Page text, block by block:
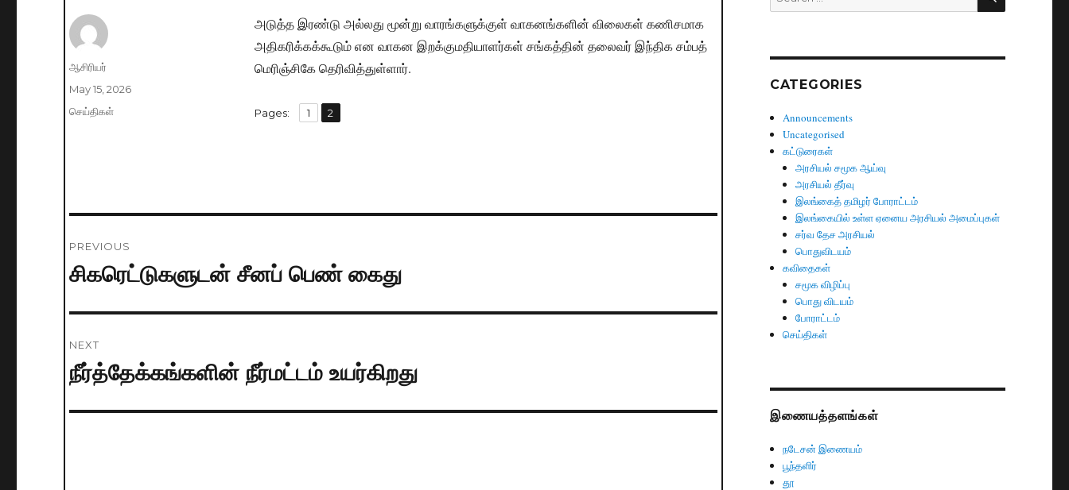
அடுத்த இரண்டு அல்லது மூன்று வாரங்களுக்குள் வாகனங்களின் விலைகள் கணிசமாக
அதிகரிக்கக்கூடும் என வாகன இறக்குமதியாளர்கள் சங்கத்தின் தலைவர் இந்திக சம்பத்
மெரிஞ்சிகே தெரிவித்துள்ளார்.
Pages: Page
1 ,
Page
2
Author
ஆசிரியர்
Posted
on
May 15, 2026
Categories
செய்திகள்
navigation
PREVIOUS
Previous
சிகரெட்டுகளுடன் சீனப் பெண் கைது
NEXT
Next
நீர்த்தேக்கங்களின் நீர்மட்டம் உயர்கிறது
for:
CATEGORIES
Announcements
Uncategorised
கட்டுரைகள்
அரசியல் சமூக ஆய்வு
அரசியல் தீர்வு
இலங்கைத் தமிழர் போராட்டம்
இலங்கையில் உள்ள ஏனைய அரசியல் அமைப்புகள்
சர்வ தேச அரசியல்
பொதுவிடயம்
கவிதைகள்
சமூக விழிப்பு
பொது விடயம்
போராட்டம்
செய்திகள்
இணையத்தளங்கள்
நடேசன் இணையம்
பூந்தளிர்
தூ